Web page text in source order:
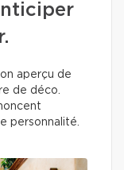
aperçu de
de déco.
personnalité.